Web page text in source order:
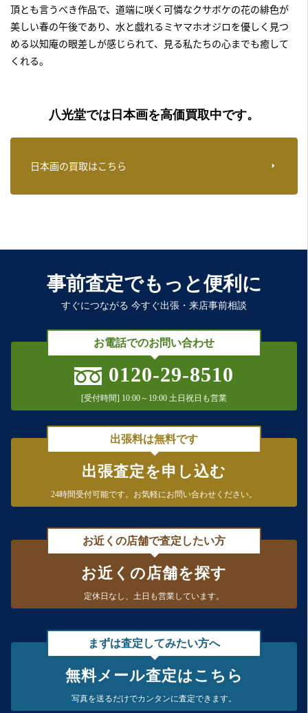
頂とも言うべき作品で、道端に咲く可憐なクサボケの花の緋色が
美しい春の午後であり、水と戯れるミヤマホオジロを優しく見つ
める以知庵の眼差しが感じられて、見る私たちの心までも癒して
くれる。
八光堂では日本画を高価買取中です。
日本画の買取はこちら
事前査定でもっと便利に
すぐにつながる 今すぐ出張・来店事前相談
お電話でのお問い合わせ
0120-29-8510
[受付時間] 10:00～19:00 土日祝日も営業
出張料は無料です
出張査定を申し込む
24時間受付可能です。 お気軽にお問い合わせください。
お近くの店舗で査定したい方
お近くの店舗を探す
定休日なし、 土日も営業しています。
まずは査定してみたい方へ
無料メール査定はこちら
写真を送るだけでカンタンに査定できます。